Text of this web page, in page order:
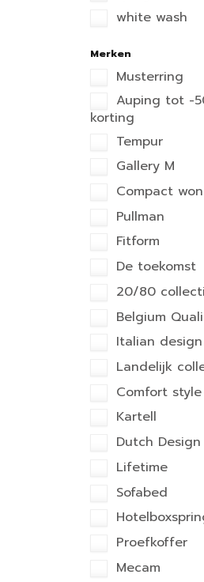
white wash
Merken
Musterring
Auping tot -
korting
Tempur
Gallery M
Compact
Pullman
Fitform
De toekomst
20/80
Belgium
Italian design
Landelijk
Comfort style
Kartell
Dutch Design
Lifetime
Sofabed
Proefkoffer
Mecam